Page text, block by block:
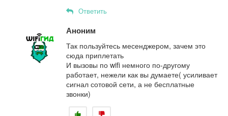
Ответить
Аноним
Так пользуйтесь месенджером, зачем это
сюда приплетать
И вызовы по wifi немного по-другому
работает, нежели как вы думаете( усиливает
сигнал сотовой сети, а не бесплатные
звонки)